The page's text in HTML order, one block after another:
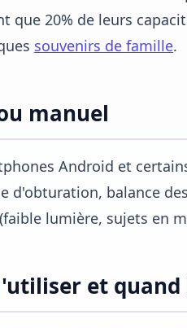
que 20% de leurs
souvenirs de famille.
manuel
Android et
d'obturation, balance
lumière, sujets en
et